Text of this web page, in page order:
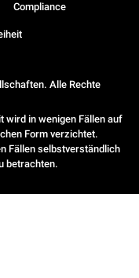
Alle Rechte
wird in wenigen Fällen auf
Form verzichtet.
Fällen selbstverständlich
betrachten.
Compliance